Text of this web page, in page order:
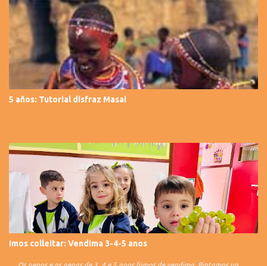
5 años: Tutorial disfraz Masai
Imos colleitar: Vendima 3-4-5 anos